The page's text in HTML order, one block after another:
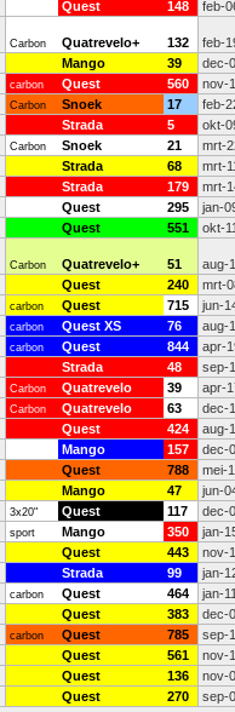
Quest 148 feb-
Carbon Quatrevelo+ 132 feb-
Mango 39 dec-
carbon Quest 560 nov-
Carbon Snoek 17 feb-
Strada 5 okt-
Carbon Snoek 21 mrt-
Strada 68 mrt-
Strada 179 mrt-
Quest 295 jan-
Quest 551 okt-11
Carbon Quatrevelo+ 51 aug-
Quest 240 mrt-
carbon Quest 715 jun-
carbon Quest XS 76 aug-
carbon Quest 844 apr-
Strada 48 sep-
Carbon Quatrevelo 39 apr-
Carbon Quatrevelo 63 dec-
Quest 424 aug-
Mango 157 dec-
Quest 788 mei-
Mango 47 jun-
3x20" Quest 117 dec-
sport Mango 350 jan-
Quest 443 nov-
Strada 99 jan-
carbon Quest 464 jan-11
Quest 383 dec-
carbon Quest 785 sep-
Quest 561 nov-
Quest 136 nov-
Quest 270 sep-